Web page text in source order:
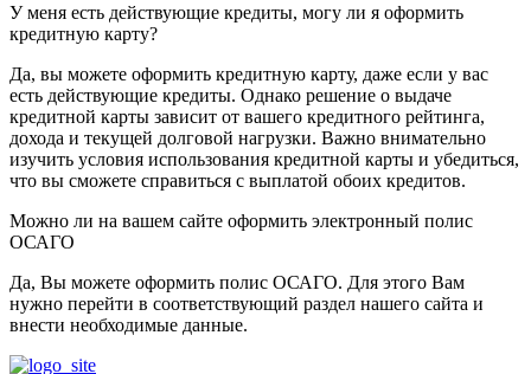
У меня есть действующие кредиты, могу ли я оформить
кредитную карту?
Да, вы можете оформить кредитную карту, даже если у вас
есть действующие кредиты. Однако решение о выдаче
кредитной карты зависит от вашего кредитного рейтинга,
дохода и текущей долговой нагрузки. Важно внимательно
изучить условия использования кредитной карты и убедиться,
что вы сможете справиться с выплатой обоих кредитов.
Можно ли на вашем сайте оформить электронный полис
ОСАГО
Да, Вы можете оформить полис ОСАГО. Для этого Вам
нужно перейти в соответствующий раздел нашего сайта и
внести необходимые данные.